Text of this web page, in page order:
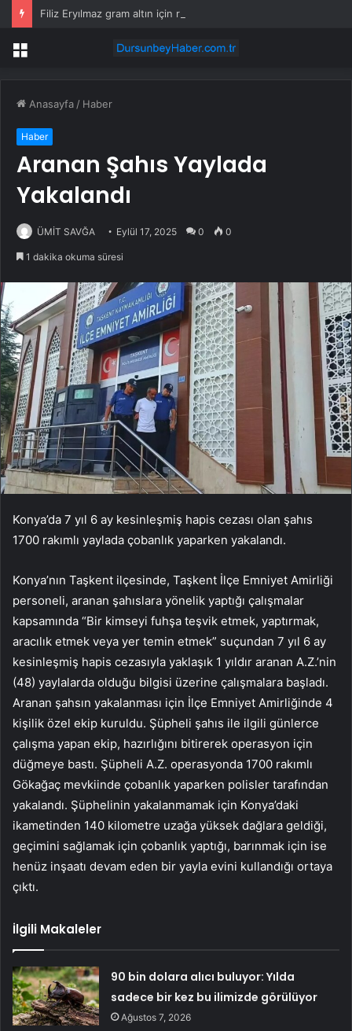
Menü
Anasayfa / Haber
Haber
Aranan Şahıs Yaylada
Yakalandı
ÜMİT SAVĞA Eylül 17, 2025 0 0
1 dakika okuma süresi
Konya’da 7 yıl 6 ay kesinleşmiş hapis cezası olan şahıs
1700 rakımlı yaylada çobanlık yaparken yakalandı.
Konya’nın Taşkent ilçesinde, Taşkent İlçe Emniyet Amirliği
personeli, aranan şahıslara yönelik yaptığı çalışmalar
kapsamında “Bir kimseyi fuhşa teşvik etmek, yaptırmak,
aracılık etmek veya yer temin etmek” suçundan 7 yıl 6 ay
kesinleşmiş hapis cezasıyla yaklaşık 1 yıldır aranan A.Z.’nin
(48) yaylalarda olduğu bilgisi üzerine çalışmalara başladı.
Aranan şahsın yakalanması için İlçe Emniyet Amirliğinde 4
kişilik özel ekip kuruldu. Şüpheli şahıs ile ilgili günlerce
çalışma yapan ekip, hazırlığını bitirerek operasyon için
düğmeye bastı. Şüpheli A.Z. operasyonda 1700 rakımlı
Gökağaç mevkiinde çobanlık yaparken polisler tarafından
yakalandı. Şüphelinin yakalanmamak için Konya’daki
ikametinden 140 kilometre uzağa yüksek dağlara geldiği,
geçimini sağlamak için çobanlık yaptığı, barınmak için ise
henüz inşaatı devam eden bir yayla evini kullandığı ortaya
çıktı.
İlgili Makaleler
90 bin dolara alıcı buluyor: Yılda
sadece bir kez bu ilimizde görülüyor
Ağustos 7, 2026